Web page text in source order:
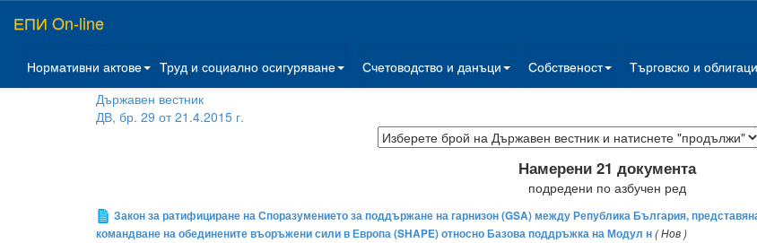
ЕПИ On-line
Нормативни актове Труд и социално осигуряване Счетоводство и данъци Собственост Търговско и
Държавен вестник
ДВ, бр. 29 от 21.4.2015 г.
Намерени 21 документа
подредени по азбучен ред
Закон за ратифициране на Споразумението за поддържане на гарнизон (GSA) между Република България,
командване на обединените въоръжени сили в Европа (SHAPE) относно Базова поддръжка на Модул н( Нов )